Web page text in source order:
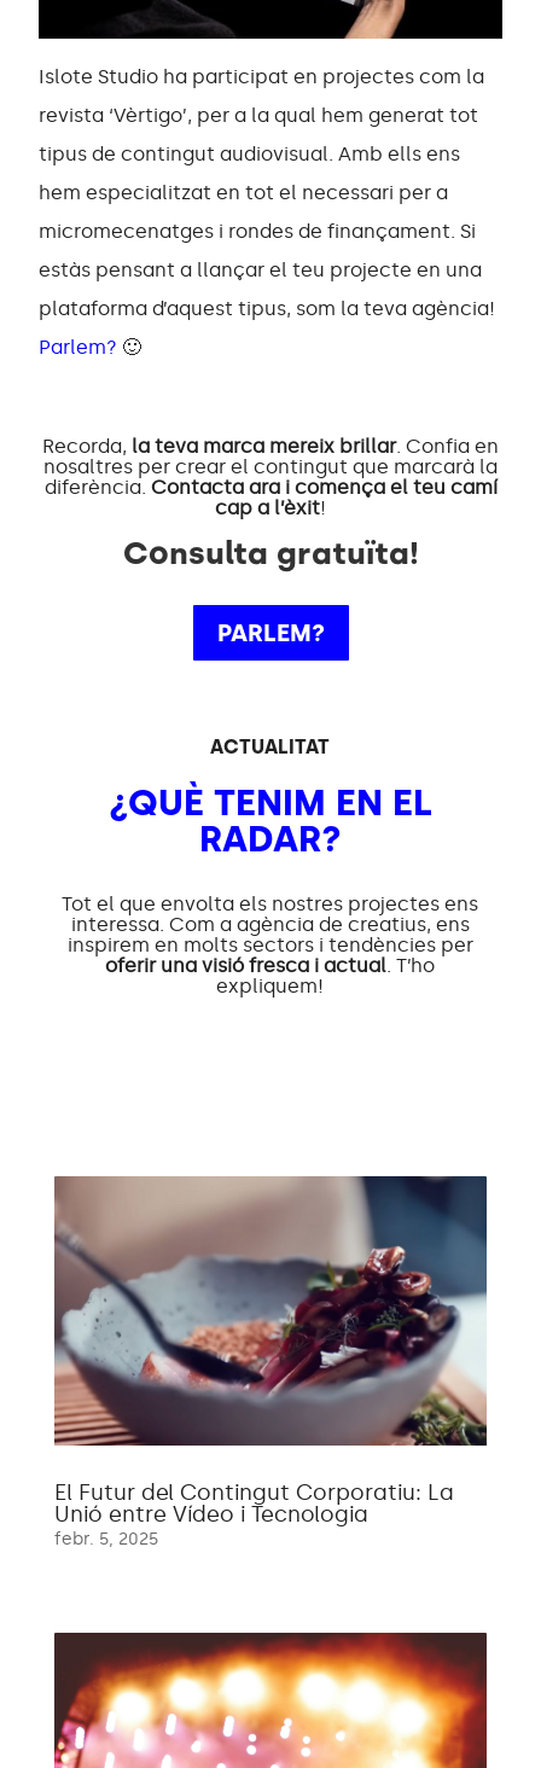
Islote Studio ha participat en projectes com la
revista ‘Vèrtigo’, per a la qual hem generat tot
tipus de contingut audiovisual. Amb ells ens
hem especialitzat en tot el necessari per a
micromecenatges i rondes de finançament. Si
estàs pensant a llançar el teu projecte en una
plataforma d’aquest tipus, som la teva agència!
Parlem? 🙂
Recorda, la teva marca mereix brillar. Confia en
nosaltres per crear el contingut que marcarà la
diferència. Contacta ara i comença el teu camí
cap a l’èxit!
Consulta gratuïta!
PARLEM?
ACTUALITAT
¿QUÈ TENIM EN EL
RADAR?
Tot el que envolta els nostres projectes ens
interessa. Com a agència de creatius, ens
inspirem en molts sectors i tendències per
oferir una visió fresca i actual. T’ho
expliquem!
El Futur del Contingut Corporatiu: La
Unió entre Vídeo i Tecnologia
febr. 5, 2025